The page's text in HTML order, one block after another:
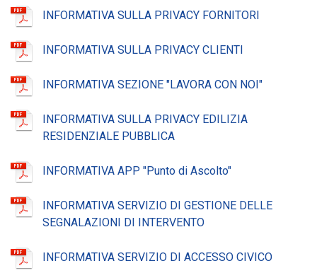
INFORMATIVA SULLA PRIVACY FORNITORI
INFORMATIVA SULLA PRIVACY CLIENTI
INFORMATIVA SEZIONE "LAVORA CON NOI"
INFORMATIVA SULLA PRIVACY EDILIZIA
RESIDENZIALE PUBBLICA
INFORMATIVA APP "Punto di Ascolto"
INFORMATIVA SERVIZIO DI GESTIONE DELLE
SEGNALAZIONI DI INTERVENTO
INFORMATIVA SERVIZIO DI ACCESSO CIVICO